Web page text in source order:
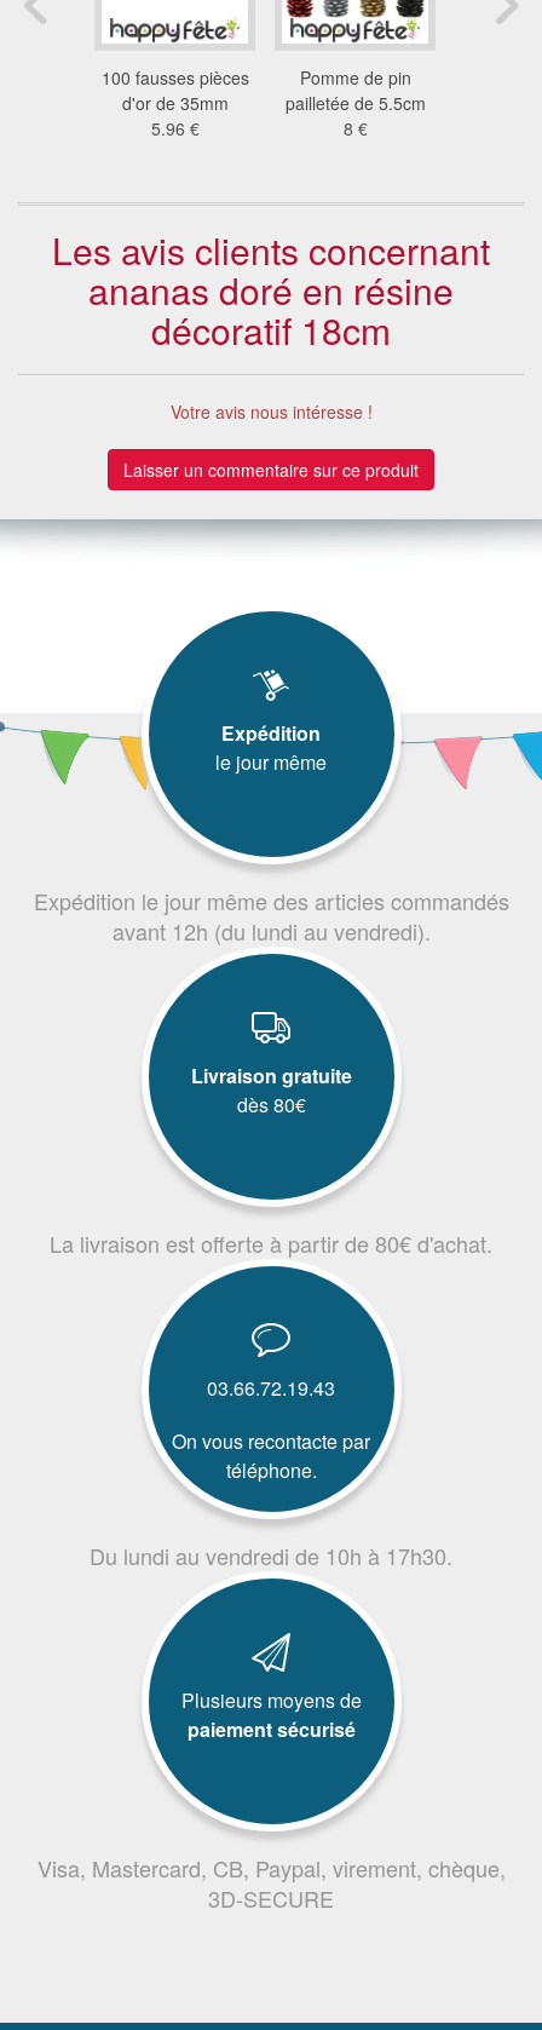
100 fausses pièces
d'or de 35mm
5.96 €
Pomme de pin
pailletée de 5.5cm
8 €
Les avis clients concernant
ananas doré en résine
décoratif 18cm
Votre avis nous intéresse !
Laisser un commentaire sur ce produit
Expédition
le jour même
Expédition le jour même des articles commandés
avant 12h (du lundi au vendredi).
Livraison gratuite
dès 80€
La livraison est offerte à partir de 80€ d'achat.
03.66.72.19.43
On vous recontacte par
téléphone.
Du lundi au vendredi de 10h à 17h30.
Plusieurs moyens de
paiement sécurisé
Visa, Mastercard, CB, Paypal, virement, chèque,
3D-SECURE